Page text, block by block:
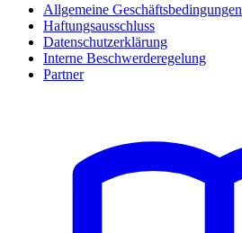
Allgemeine Geschäftsbedingungen
Haftungsausschluss
Datenschutzerklärung
Interne Beschwerderegelung
Partner